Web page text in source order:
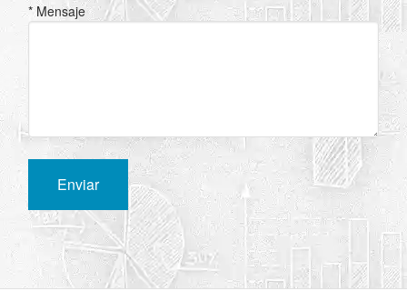
* Mensaje
Enviar